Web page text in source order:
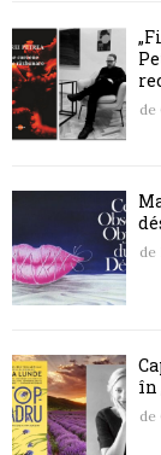
de
de
în
de